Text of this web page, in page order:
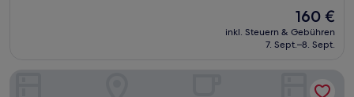
Der
Preis
beträgt
160 €
inkl. Steuern & Gebühren
7. Sept.–8. Sept.